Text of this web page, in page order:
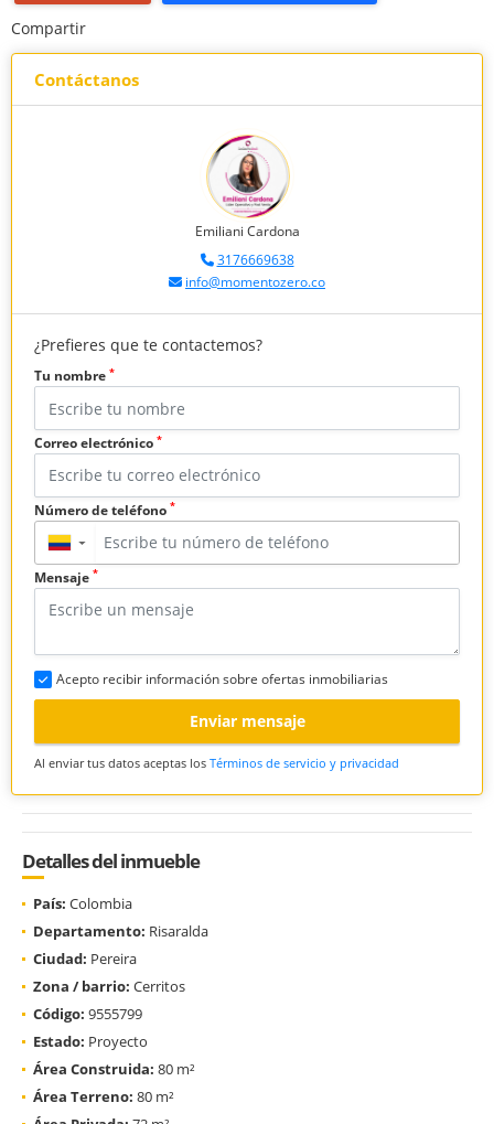
Compartir
Contáctanos
Emiliani Cardona
3176669638
info@momentozero.co
¿Prefieres que te contactemos?
Tu nombre *
Correo electrónico *
Número de teléfono *
▼
Mensaje *
Acepto recibir información sobre ofertas inmobiliarias
Enviar mensaje
Al enviar tus datos aceptas los Términos de servicio y privacidad
Detalles del inmueble
País: Colombia
Departamento: Risaralda
Ciudad: Pereira
Zona / barrio: Cerritos
Código: 9555799
Estado: Proyecto
Área Construida: 80 m²
Área Terreno: 80 m²